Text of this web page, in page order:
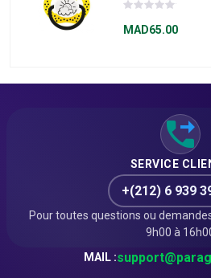
6 SILICONE 33
MAD65.00
SERVICE
+(212) 6 939
Pour toutes questions ou
9h00 à
MAIL :